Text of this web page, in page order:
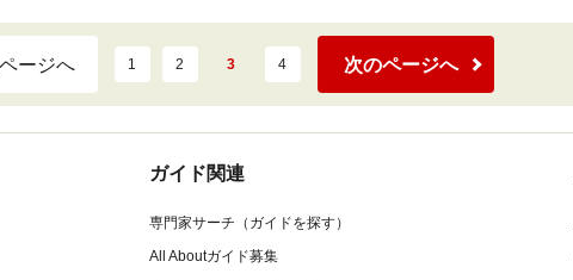
ージへ 1 2 3 4 次のページへ
ガイド関連
専門家サーチ（ガイドを探す）
All Aboutガイド募集